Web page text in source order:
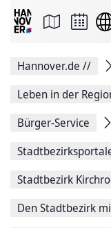
Seite
Facebook
teilen
Seitenlink
Seite
Hannover.de //
Leben in der
Bürger-Service
Stadtbezirk
Den Stadtbezirk